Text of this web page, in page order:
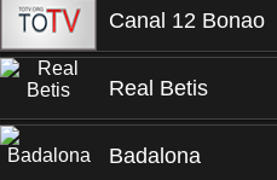
Canal 12 Bonao
Real Betis
Badalona